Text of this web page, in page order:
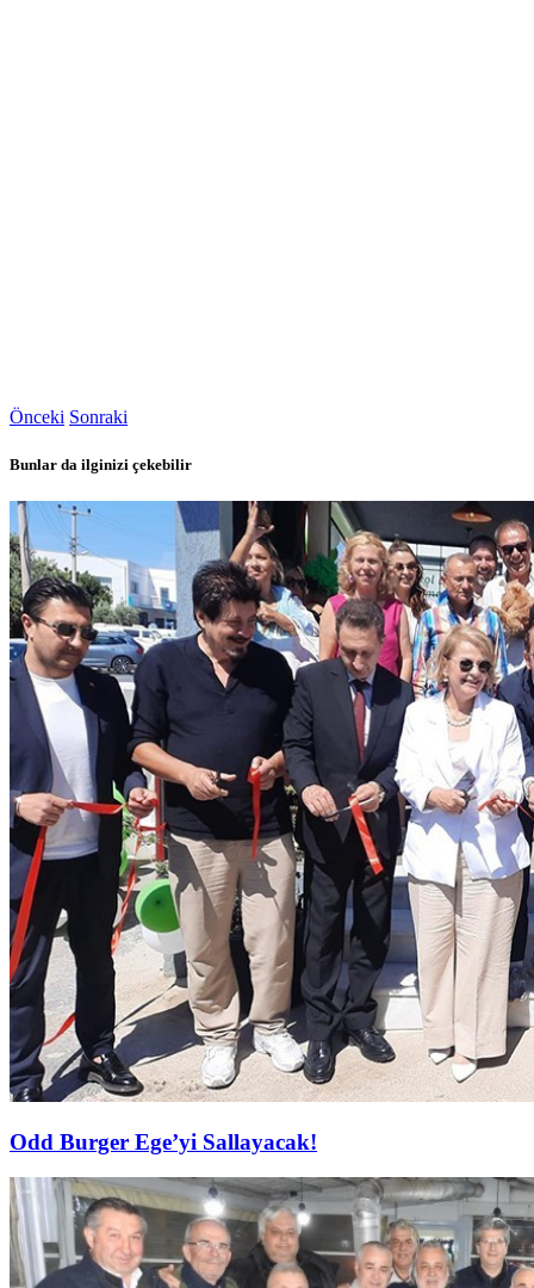
Önceki Sonraki
Bunlar da ilginizi çekebilir
Odd Burger Ege’yi Sallayacak!